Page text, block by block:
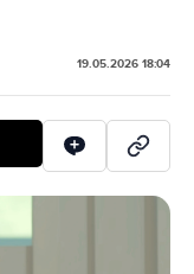
19.05.2026 18:04